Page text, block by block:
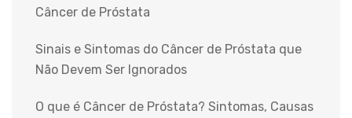
Câncer de Próstata
Sinais e Sintomas do Câncer de Próstata que
Não Devem Ser Ignorados
O que é Câncer de Próstata? Sintomas, Causas